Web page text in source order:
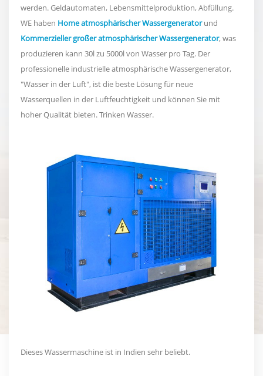
werden. Geldautomaten, Lebensmittelproduktion, Abfüllung.
WE haben Home atmosphärischer Wassergeneratorund
Kommerzieller großer atmosphärischer Wassergenerator, was
produzieren kann 30l zu 5000l von Wasser pro Tag. Der
professionelle industrielle atmosphärische Wassergenerator,
"Wasser in der Luft", ist die beste Lösung für neue
Wasserquellen in der Luftfeuchtigkeit und können Sie mit
hoher Qualität bieten. Trinken Wasser.
Dieses Wassermaschine ist in Indien sehr beliebt.